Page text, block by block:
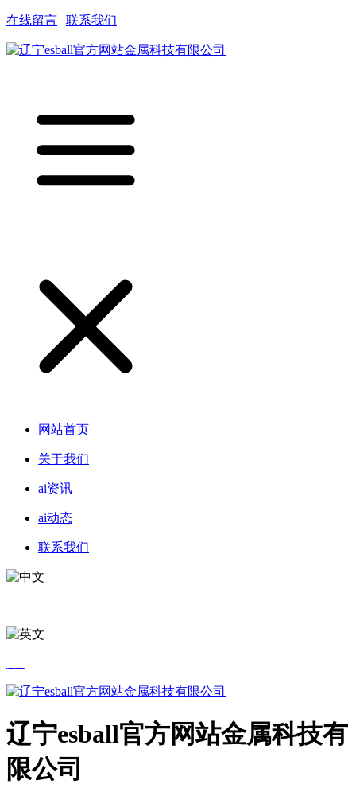
在线留言 联系我们
网站首页
关于我们
ai资讯
ai动态
联系我们
辽宁esball官方网站金属科技有
限公司